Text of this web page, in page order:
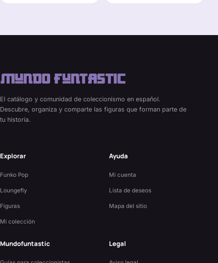
El catálogo y comunidad de coleccionismo en español.
Descubre, organiza y comparte las figuras que forman parte de
tu historia.
Explorar
Funko Pop
Loungefly
Figuras
Mi colección
Ayuda
Mi cuenta
Lista de deseos
Mapa del sitio
Mundofuntastic Legal